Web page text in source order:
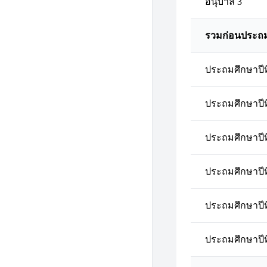
รวมก่อนประถ
ประถมศึกษาปี
ประถมศึกษาปี
ประถมศึกษาปี
ประถมศึกษาปี
ประถมศึกษาปี
ประถมศึกษาปี